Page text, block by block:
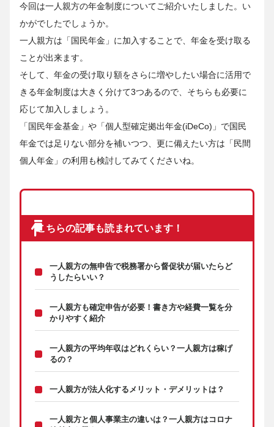
今回は一人親方の年金制度についてご紹介いたしました。い
かがでしたでしょうか。
一人親方は「国民年金」に加入することで、年金を受け取る
ことが出来ます。
そして、年金の受け取り額をさらに増やしたい場合に活用で
きる年金制度は大きく分けて3つあるので、そちらも必要に
応じて加入しましょう。
「国民年金基金」や「個人型確定拠出年金(iDeCo)」で国民
年金では足りない部分を補いつつ、更に備えたい方は「民間
個人年金」の利用も検討してみてくださいね。
こちらの記事も読まれています！
一人親方の無申告で税務署から督促状が届いたらど
うしたらいい？
一人親方も確定申告が必要！書き方や経費一覧を分
かりやすく紹介
一人親方の平均年収はどれくらい？一人親方は稼げ
るの？
一人親方が法人化するメリット・デメリットは？
一人親方と個人事業主の違いは？一人親方はコロナ